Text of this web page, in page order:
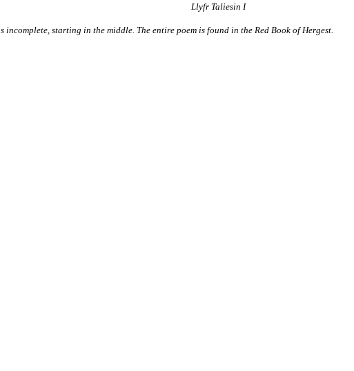
Llyfr Taliesin I
incomplete, starting in the middle. The entire poem is found in the Red Book of Hergest.